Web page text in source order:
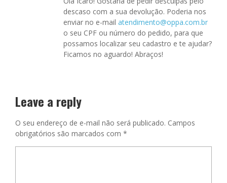
descaso com a sua devolução. Poderia nos
enviar no e-mail atendimento@oppa.com.br
o seu CPF ou número do pedido, para que
possamos localizar seu cadastro e te ajudar?
Ficamos no aguardo! Abraços!
Leave a reply
O seu endereço de e-mail não será publicado. Campos
obrigatórios são marcados com *